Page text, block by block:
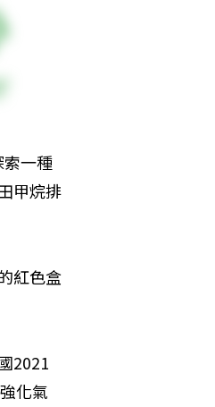
一種
甲烷排
紅色盒
2021
化氣